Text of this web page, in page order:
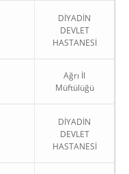
DİYADİN
DEVLET
HASTANESİ
Ağrı İl
Müftülüğü
DİYADİN
DEVLET
HASTANESİ